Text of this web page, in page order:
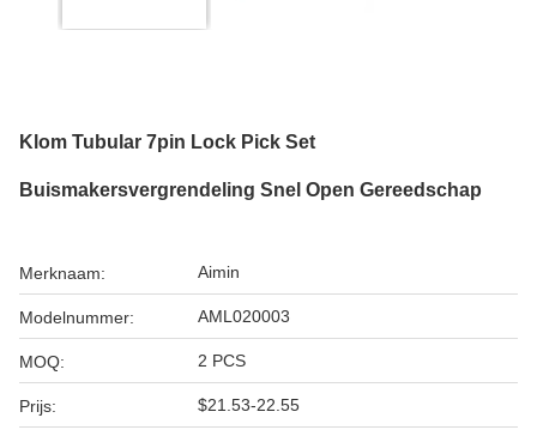
Klom Tubular 7pin Lock Pick Set
Buismakersvergrendeling Snel Open Gereedschap
Merknaam: Aimin
Modelnummer: AML020003
MOQ: 2 PCS
Prijs: $21.53-22.55